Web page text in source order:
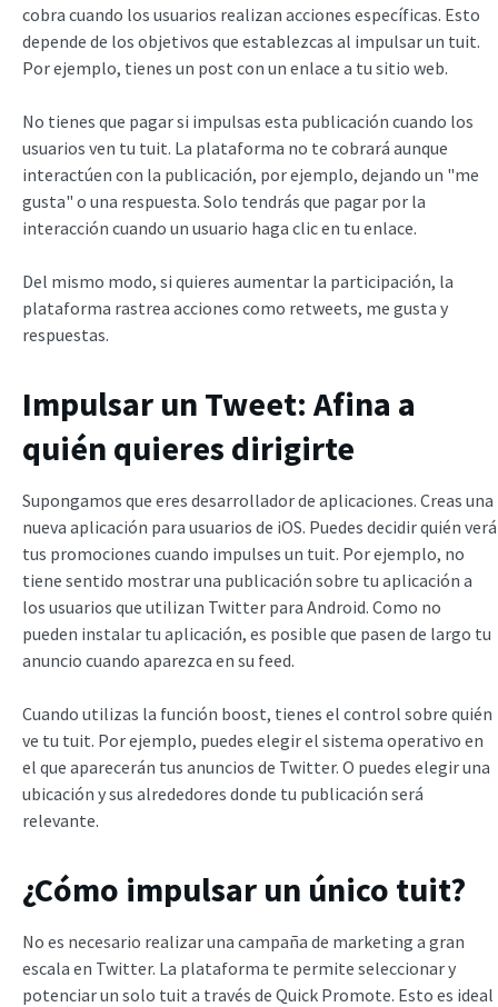
cobra cuando los usuarios realizan acciones específicas. Esto
depende de los objetivos que establezcas al impulsar un tuit.
Por ejemplo, tienes un post con un enlace a tu sitio web.
No tienes que pagar si impulsas esta publicación cuando los
usuarios ven tu tuit. La plataforma no te cobrará aunque
interactúen con la publicación, por ejemplo, dejando un "me
gusta" o una respuesta. Solo tendrás que pagar por la
interacción cuando un usuario haga clic en tu enlace.
Del mismo modo, si quieres aumentar la participación, la
plataforma rastrea acciones como retweets, me gusta y
respuestas.
Impulsar un Tweet: Afina a
quién quieres dirigirte
Supongamos que eres desarrollador de aplicaciones. Creas una
nueva aplicación para usuarios de iOS. Puedes decidir quién verá
tus promociones cuando impulses un tuit. Por ejemplo, no
tiene sentido mostrar una publicación sobre tu aplicación a
los usuarios que utilizan Twitter para Android. Como no
pueden instalar tu aplicación, es posible que pasen de largo tu
anuncio cuando aparezca en su feed.
Cuando utilizas la función boost, tienes el control sobre quién
ve tu tuit. Por ejemplo, puedes elegir el sistema operativo en
el que aparecerán tus anuncios de Twitter. O puedes elegir una
ubicación y sus alrededores donde tu publicación será
relevante.
¿Cómo impulsar un único tuit?
No es necesario realizar una campaña de marketing a gran
escala en Twitter. La plataforma te permite seleccionar y
potenciar un solo tuit a través de Quick Promote. Esto es ideal